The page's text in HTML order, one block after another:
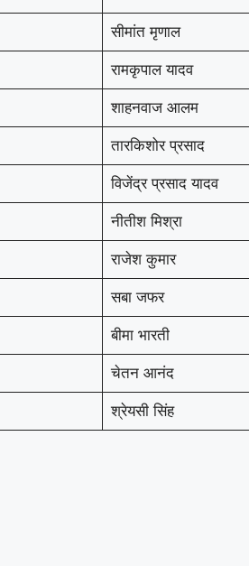
सीमांत मृणाल
रामकृपाल यादव
शाहनवाज आलम
तारकिशोर प्रसाद
विजेंद्र प्रसाद यादव
नीतीश मिश्रा
राजेश कुमार
सबा जफर
बीमा भारती
चेतन आनंद
श्रेयसी सिंह